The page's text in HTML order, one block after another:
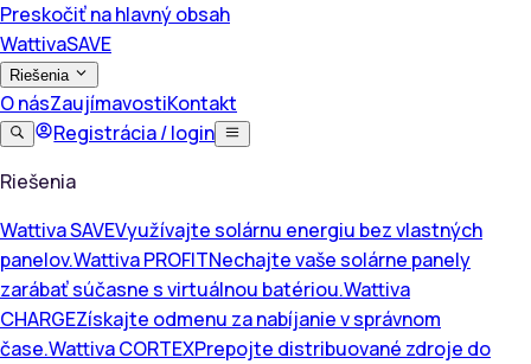
Preskočiť na hlavný obsah
WattivaSAVE
Riešenia
O násZaujímavostiKontakt
Registrácia / login
Riešenia
Wattiva SAVEVyužívajte solárnu energiu bez vlastných
panelov.Wattiva PROFITNechajte vaše solárne panely
zarábať súčasne s virtuálnou batériou.Wattiva
CHARGEZískajte odmenu za nabíjanie v správnom
čase.Wattiva CORTEXPrepojte distribuované zdroje do